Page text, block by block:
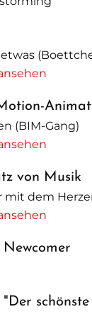
(BIM-Gang)
von Musik
mit dem